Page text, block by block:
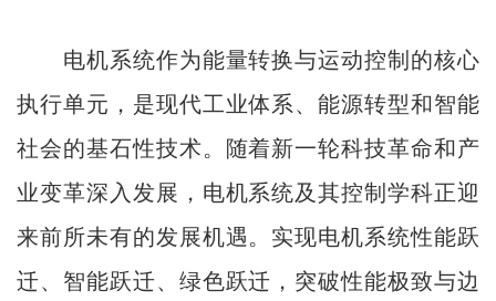
电机系统作为能量转换与运动控制的核心
执行单元，是现代工业体系、能源转型和智能
社会的基石性技术。随着新一轮科技革命和产
业变革深入发展，电机系统及其控制学科正迎
来前所未有的发展机遇。实现电机系统性能跃
迁、智能跃迁、绿色跃迁，突破性能极致与边